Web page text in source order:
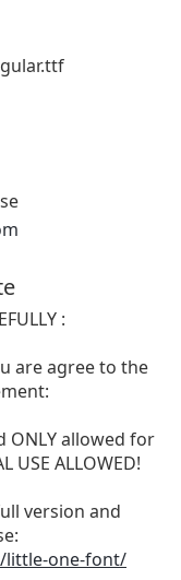
:
are agree to the
ONLY allowed for
USE ALLOWED!
version and
one-font/